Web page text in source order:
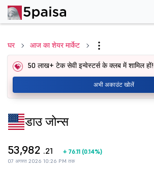
घर आज का शेयर मार्केट
50 लाख+ टेक सेवी इन्वेस्टर्स के क्लब में शामिल हों!
अभी अकाउंट खोलें
डाउ जोन्स
53,982 .21 + 76.11 (0.14%)
07 अगस्त 2026 10:26 PM तक